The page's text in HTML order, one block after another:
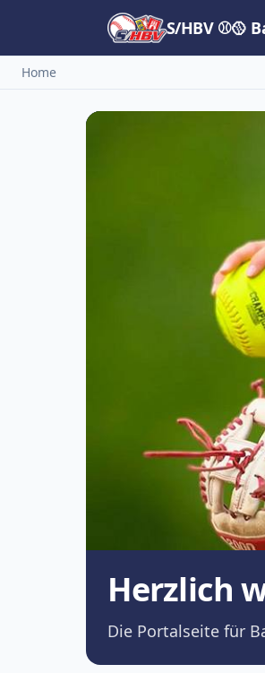
S/HBV ⚾🥎
Home
Herzlich
Die Portalseite für